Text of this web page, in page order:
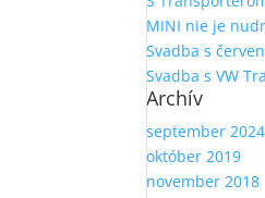
MINI nie je
Svadba s
Svadba s VW
Archív
september 2024
október 2019
november 2018